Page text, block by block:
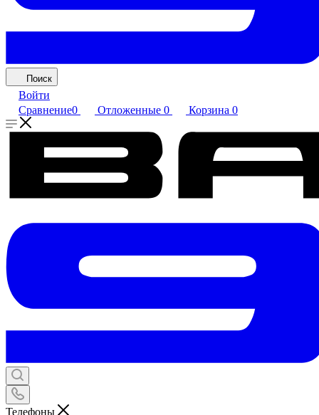
Поиск
Войти
Сравнение0 Отложенные 0 Корзина 0
Телефоны